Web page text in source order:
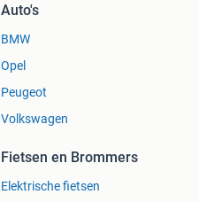
Auto's
BMW
Opel
Peugeot
Volkswagen
Fietsen en Brommers
Elektrische fietsen